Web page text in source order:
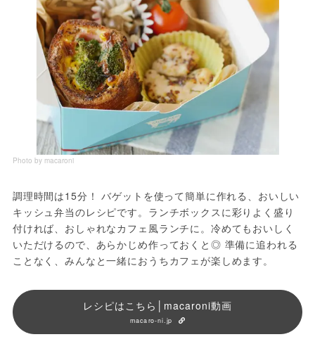
Photo by macaroni
調理時間は15分！ バゲットを使って簡単に作れる、おいしい
キッシュ弁当のレシピです。ランチボックスに彩りよく盛り
付ければ、おしゃれなカフェ風ランチに。冷めてもおいしく
いただけるので、あらかじめ作っておくと◎ 準備に追われる
ことなく、みんなと一緒におうちカフェが楽しめます。
レシピはこちら│macaroni動画
macaro-ni.jp